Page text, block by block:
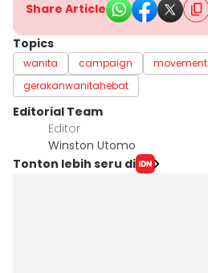
Share Article
Topics
wanita campaign movement
gerakanwanitahebat
Editorial Team
Editor
Winston Utomo
Tonton lebih seru di